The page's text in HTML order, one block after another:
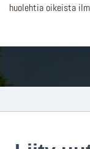
huolehtia oikeista